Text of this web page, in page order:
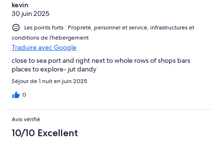
kevin
30 juin 2025
Les points forts : Propreté, personnel et service, infrastructures et
conditions de l’hébergement
Traduire avec Google
close to sea port and right next to whole rows of shops bars
places to explore- jut dandy
Séjour de 1 nuit en juin 2025
0
Avis vérifié
10/10 Excellent